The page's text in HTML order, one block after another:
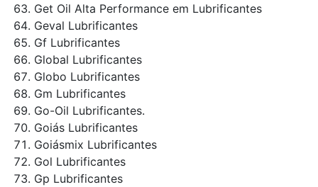
Get Oil Alta Performance em Lubrificantes
Geval Lubrificantes
Gf Lubrificantes
Global Lubrificantes
Globo Lubrificantes
Gm Lubrificantes
Go-Oil Lubrificantes.
Goiás Lubrificantes
Goiásmix Lubrificantes
Gol Lubrificantes
Gp Lubrificantes